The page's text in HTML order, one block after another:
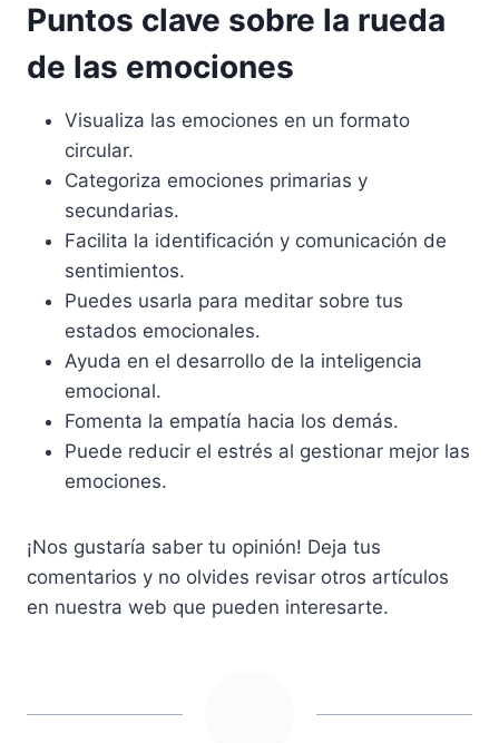
Puntos clave sobre la rueda
de las emociones
Visualiza las emociones en un formato
circular.
Categoriza emociones primarias y
secundarias.
Facilita la identificación y comunicación de
sentimientos.
Puedes usarla para meditar sobre tus
estados emocionales.
Ayuda en el desarrollo de la inteligencia
emocional.
Fomenta la empatía hacia los demás.
Puede reducir el estrés al gestionar mejor las
emociones.
¡Nos gustaría saber tu opinión! Deja tus
comentarios y no olvides revisar otros artículos
en nuestra web que pueden interesarte.